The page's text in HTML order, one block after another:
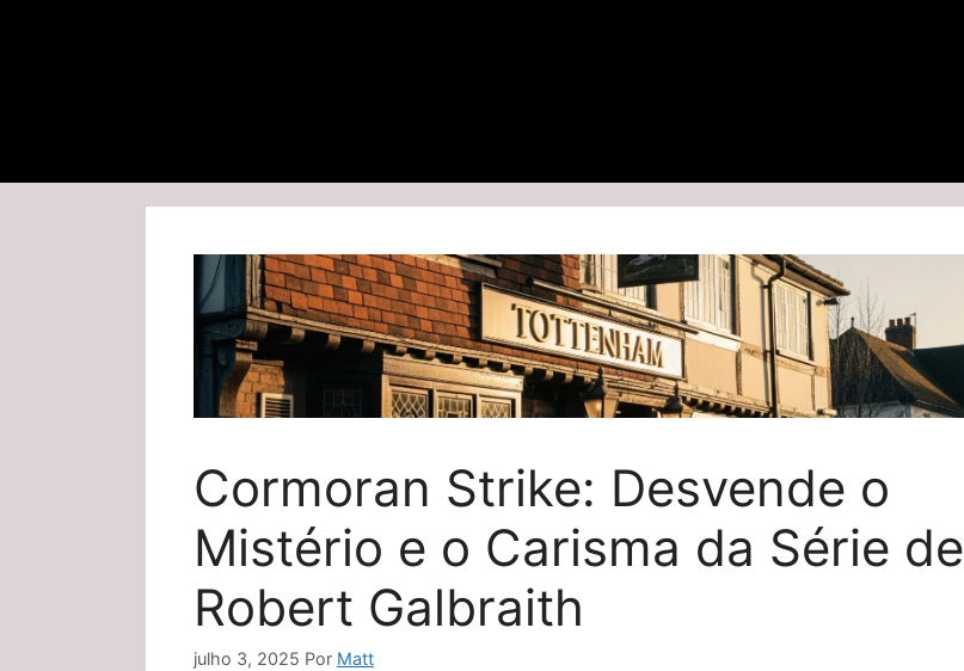
Cormoran Strike: Desvende o
Mistério e o Carisma da Série de
Robert Galbraith
julho 3, 2025 Por Matt